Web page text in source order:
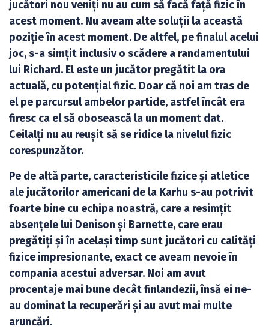
jucători nou veniți nu au cum să facă față fizic în
acest moment. Nu aveam alte soluții la această
poziție în acest moment. De altfel, pe finalul acelui
joc, s-a simțit inclusiv o scădere a randamentului
lui Richard. El este un jucător pregătit la ora
actuală, cu potențial fizic. Doar că noi am tras de
el pe parcursul ambelor partide, astfel încât era
firesc ca el să obosească la un moment dat.
Ceilalți nu au reușit să se ridice la nivelul fizic
corespunzător.
Pe de altă parte, caracteristicile fizice și atletice
ale jucătorilor americani de la Karhu s-au potrivit
foarte bine cu echipa noastră, care a resimțit
absențele lui Denison și Barnette, care erau
pregătiți și în același timp sunt jucători cu calități
fizice impresionante, exact ce aveam nevoie în
compania acestui adversar. Noi am avut
procentaje mai bune decât finlandezii, însă ei ne-
au dominat la recuperări și au avut mai multe
aruncări.